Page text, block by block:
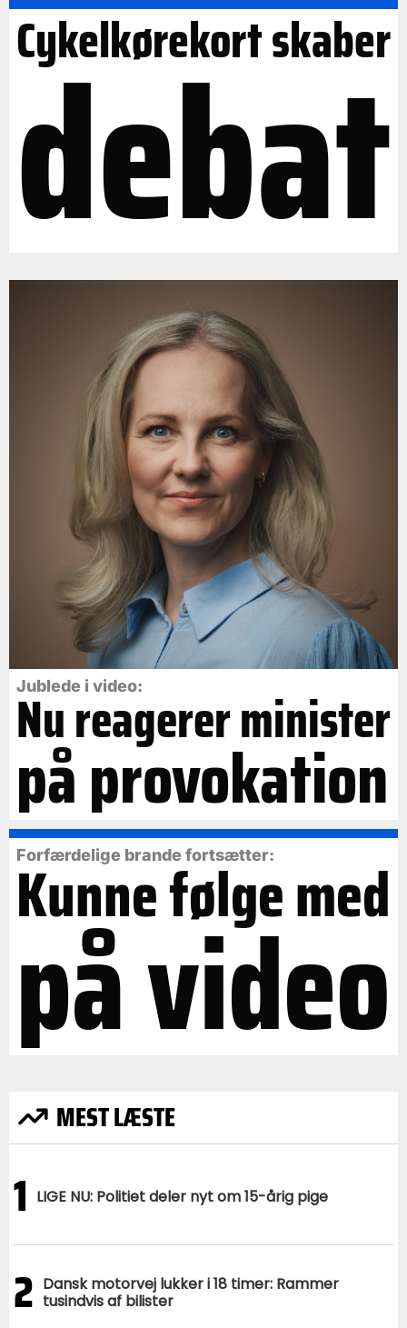
Cykelkørekort skaber
debat
Jublede i video:
Nu reagerer minister
på provokation
Forfærdelige brande fortsætter:
Kunne følge med
på video
MEST LÆSTE
1 LIGE NU: Politiet deler nyt om 15-årig pige
2 Dansk motorvej lukker i 18 timer: Rammer
tusindvis af bilister